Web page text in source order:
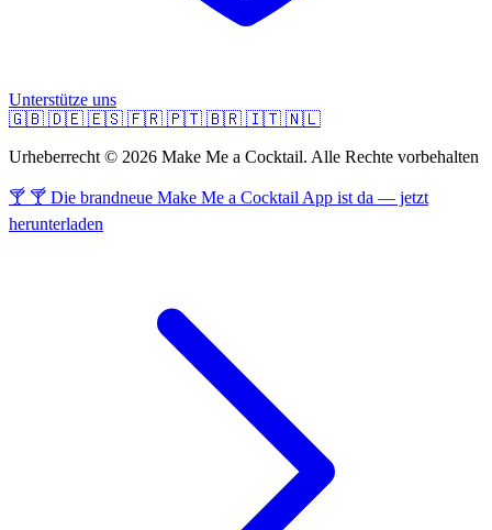
Unterstütze uns
🇬🇧 🇩🇪 🇪🇸 🇫🇷 🇵🇹 🇧🇷 🇮🇹 🇳🇱
Urheberrecht © 2026 Make Me a Cocktail. Alle Rechte vorbehalten
🍸 🍸 Die brandneue Make Me a Cocktail App ist da — jetzt
herunterladen